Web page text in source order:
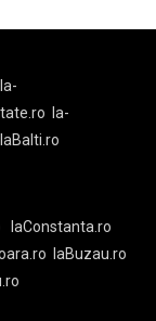
la-
la-
laBalti.ro
laConstanta.ro
laBuzau.ro